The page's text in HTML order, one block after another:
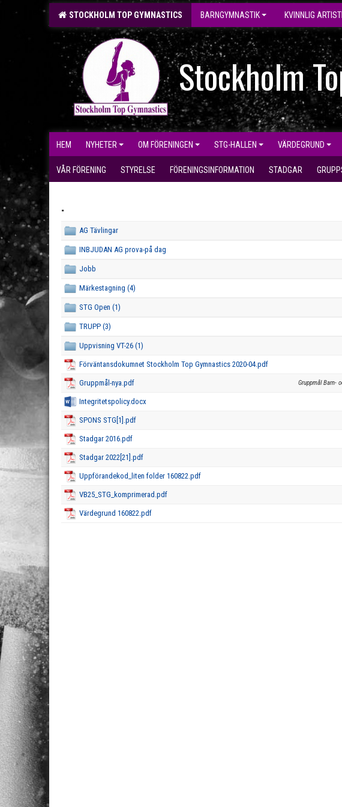
STOCKHOLM TOP GYMNASTICS BARNGYMNASTIK KVINNLIG
Stockholm
HEM NYHETER OM FÖRENINGEN STG-HALLEN VÄRDEGRUND
VÅR FÖRENING STYRELSE FÖRENINGSINFORMATION STADGAR
.
AG Tävlingar
INBJUDAN AG prova-på dag
Jobb
Märkestagning (4)
STG Open (1)
TRUPP (3)
Uppvisning VT-26 (1)
Förväntansdokumnet Stockholm Top Gymnastics 2020-04.pdf
Gruppmål-nya.pdf Gruppmål Barn-
Integritetspolicy.docx
SPONS STG[1].pdf
Stadgar 2016.pdf
Stadgar 2022[21].pdf
Uppförandekod_liten folder 160822.pdf
VB25_STG_komprimerad.pdf
Värdegrund 160822.pdf